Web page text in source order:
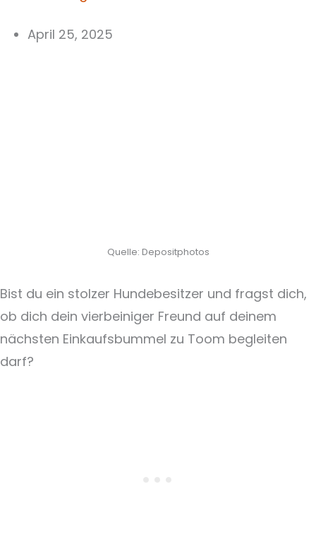
April 25, 2025
Quelle: Depositphotos
Bist du ein stolzer Hundebesitzer und fragst dich,
ob dich dein vierbeiniger Freund auf deinem
nächsten Einkaufsbummel zu Toom begleiten
darf?